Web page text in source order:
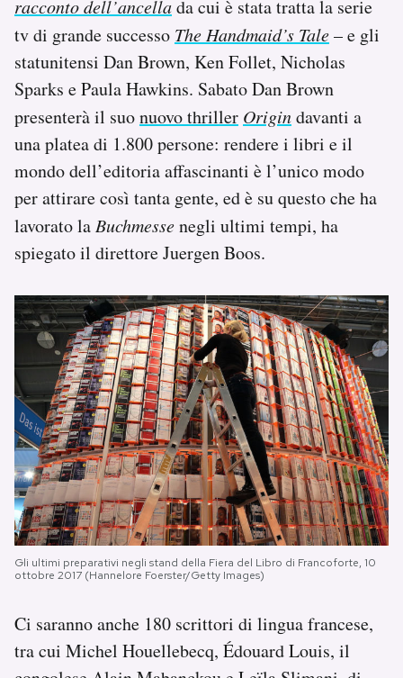
racconto dell’ancellada cui è stata tratta la serie
tv di grande successo The Handmaid’s Tale– e gli
statunitensi Dan Brown, Ken Follet, Nicholas
Sparks e Paula Hawkins. Sabato Dan Brown
presenterà il suonuovo thriller Origindavanti a
una platea di 1.800 persone: rendere i libri e il
mondo dell’editoria affascinanti è l’unico modo
per attirare così tanta gente, ed è su questo che ha
lavorato laBuchmessenegli ultimi tempi, ha
spiegato il direttore Juergen Boos.
Gli ultimi preparativi negli stand della Fiera del Libro di Francoforte, 10
ottobre 2017 (Hannelore Foerster/Getty Images)
Ci saranno anche 180 scrittori di lingua francese,
tra cui Michel Houellebecq, Édouard Louis, il